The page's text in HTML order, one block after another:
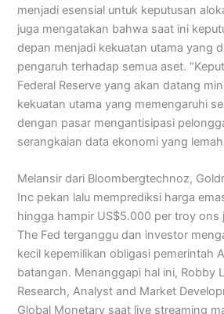
menjadi esensial untuk keputusan
juga mengatakan bahwa saat ini
depan menjadi kekuatan utama yang
pengaruh terhadap semua aset.
Federal Reserve yang akan datang
kekuatan utama yang memengaruhi
dengan pasar mengantisipasi
serangkaian data ekonomi yang
Melansir dari Bloombergtechnoz,
Inc pekan lalu memprediksi harga
hingga hampir US$5.000 per troy ons
The Fed terganggu dan investor
kecil kepemilikan obligasi pemerintah
batangan. Menanggapi hal ini, Robby
Research, Analyst and Market
Global Monetary saat live streaming